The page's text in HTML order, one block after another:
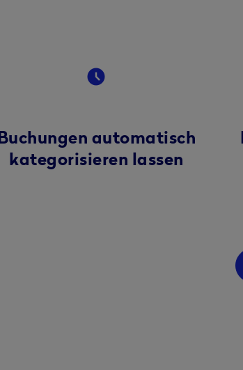
access_time_filled
Buchungen automatisch
kategorisieren lassen